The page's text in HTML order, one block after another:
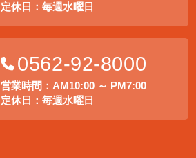
定休日：毎週水曜日
0562-92-8000
営業時間：AM10:00 ～ PM7:00
定休日：毎週水曜日